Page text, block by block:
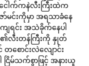
ါက်ကနဲလီးကြီးထဲက
င်းကိုမှာ အရသာခံနေ
ရင်း အသဲခိုက်နေပါ
၏လီးတန်ကြီးကို နှုတ်
ောင်းလဲလျောင်း
ြိမ်သက်စွာဖြင့် အနားယူ